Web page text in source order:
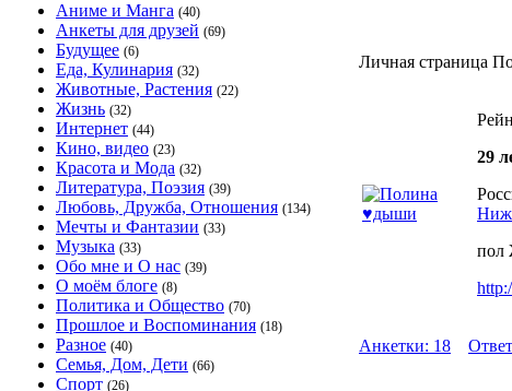
Аниме и Манга (40)
Анкеты для друзей (69)
Будущее (6)
Еда, Кулинария (32)
Животные, Растения (22)
Жизнь (32)
Интернет (44)
Кино, видео (23)
Красота и Мода (32)
Литература, Поэзия (39)
Любовь, Дружба, Отношения (134)
Мечты и Фантазии (33)
Музыка (33)
Обо мне и О нас (39)
О моём блоге (8)
Политика и Общество (70)
Прошлое и Воспоминания (18)
Разное (40)
Семья, Дом, Дети (66)
Спорт (26)
Личная страница
29
пол
Анкетки: 18